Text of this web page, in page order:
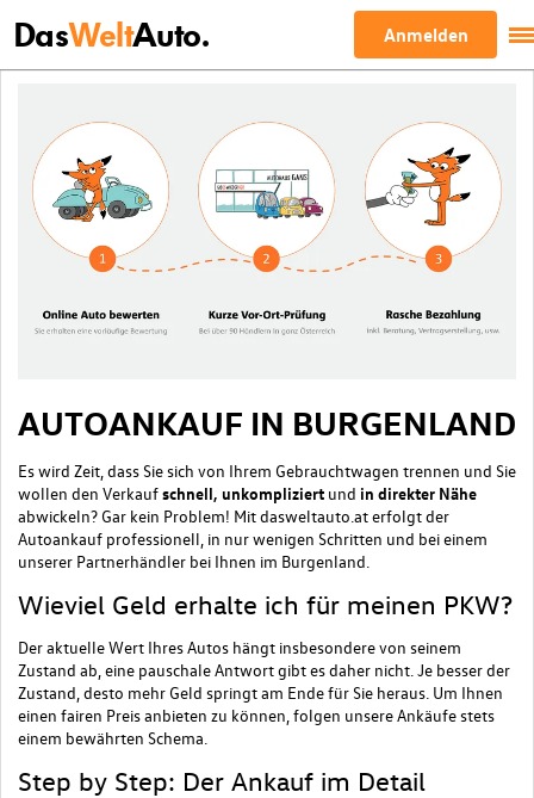
DasWeltAuto. Anmelden
AUTOANKAUF IN BURGENLAND
Es wird Zeit, dass Sie sich von Ihrem Gebrauchtwagen trennen und Sie
wollen den Verkaufschnell, unkompliziert und in direkter Nähe
abwickeln? Gar kein Problem! Mit dasweltauto.at erfolgt der
Autoankauf professionell, in nur wenigen Schritten und bei einem
unserer Partnerhändler bei Ihnen im Burgenland.
Wieviel Geld erhalte ich für meinen PKW?
Der aktuelle Wert Ihres Autos hängt insbesondere von seinem
Zustand ab, eine pauschale Antwort gibt es daher nicht. Je besser der
Zustand, desto mehr Geld springt am Ende für Sie heraus. Um Ihnen
einen fairen Preis anbieten zu können, folgen unsere Ankäufe stets
einem bewährten Schema.
Step by Step: Der Ankauf im Detail